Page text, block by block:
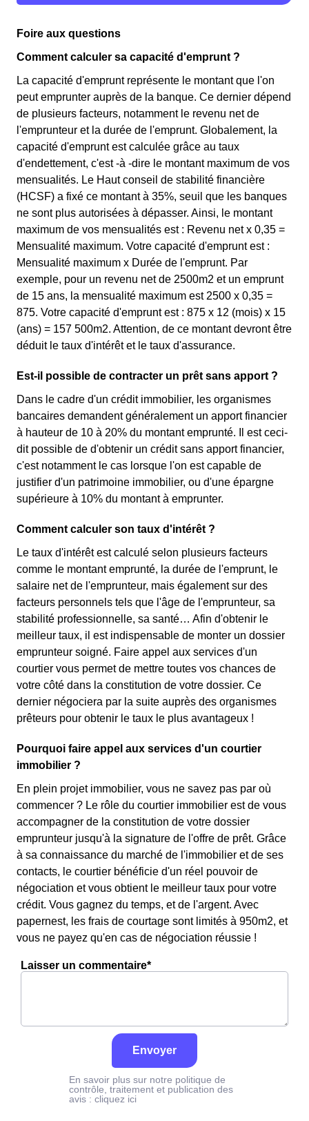
Foire aux questions
Comment calculer sa capacité d'emprunt ?
La capacité d'emprunt représente le montant que l'on
peut emprunter auprès de la banque. Ce dernier dépend
de plusieurs facteurs, notamment le revenu net de
l'emprunteur et la durée de l'emprunt. Globalement, la
capacité d'emprunt est calculée grâce au taux
d'endettement, c'est -à -dire le montant maximum de vos
mensualités. Le Haut conseil de stabilité financière
(HCSF) a fixé ce montant à 35%, seuil que les banques
ne sont plus autorisées à dépasser. Ainsi, le montant
maximum de vos mensualités est : Revenu net x 0,35 =
Mensualité maximum. Votre capacité d'emprunt est :
Mensualité maximum x Durée de l'emprunt. Par
exemple, pour un revenu net de 2500m2 et un emprunt
de 15 ans, la mensualité maximum est 2500 x 0,35 =
875. Votre capacité d'emprunt est : 875 x 12 (mois) x 15
(ans) = 157 500m2. Attention, de ce montant devront être
déduit le taux d'intérêt et le taux d'assurance.
Est-il possible de contracter un prêt sans apport ?
Dans le cadre d'un crédit immobilier, les organismes
bancaires demandent généralement un apport financier
à hauteur de 10 à 20% du montant emprunté. Il est ceci-
dit possible de d'obtenir un crédit sans apport financier,
c'est notamment le cas lorsque l'on est capable de
justifier d'un patrimoine immobilier, ou d'une épargne
supérieure à 10% du montant à emprunter.
Comment calculer son taux d'intérêt ?
Le taux d'intérêt est calculé selon plusieurs facteurs
comme le montant emprunté, la durée de l'emprunt, le
salaire net de l'emprunteur, mais également sur des
facteurs personnels tels que l'âge de l'emprunteur, sa
stabilité professionnelle, sa santé… Afin d'obtenir le
meilleur taux, il est indispensable de monter un dossier
emprunteur soigné. Faire appel aux services d'un
courtier vous permet de mettre toutes vos chances de
votre côté dans la constitution de votre dossier. Ce
dernier négociera par la suite auprès des organismes
prêteurs pour obtenir le taux le plus avantageux !
Pourquoi faire appel aux services d'un courtier
immobilier ?
En plein projet immobilier, vous ne savez pas par où
commencer ? Le rôle du courtier immobilier est de vous
accompagner de la constitution de votre dossier
emprunteur jusqu'à la signature de l'offre de prêt. Grâce
à sa connaissance du marché de l'immobilier et de ses
contacts, le courtier bénéficie d'un réel pouvoir de
négociation et vous obtient le meilleur taux pour votre
crédit. Vous gagnez du temps, et de l'argent. Avec
papernest, les frais de courtage sont limités à 950m2, et
vous ne payez qu'en cas de négociation réussie !
Laisser un commentaire*
Envoyer
En savoir plus sur notre politique de
contrôle, traitement et publication des
avis : cliquez ici